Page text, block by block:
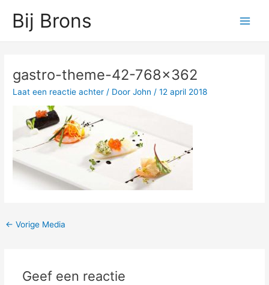
naarBij Brons
gastro-theme-42-768×362
Laat een reactie achter / DoorJohn /12 april 2018
← Vorige Media
Geef een reactie